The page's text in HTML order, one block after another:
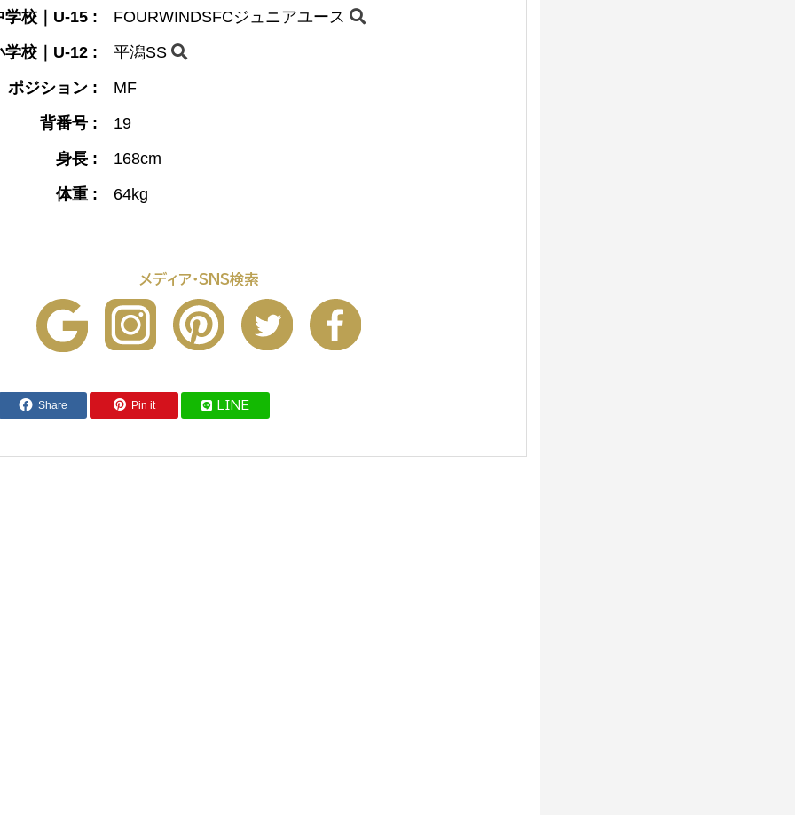
学校｜U-15 :
FOURWINDSFCジュニアユース
学校｜U-12 :
平潟SS
ポジション :
MF
背番号 :
19
身長 :
168cm
体重 :
64kg
メディア・SNS検索
Share Pin it LINE